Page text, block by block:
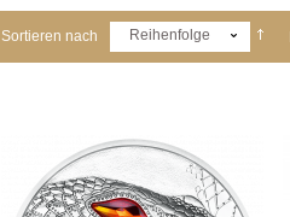
Sortieren nach Reihenfolge